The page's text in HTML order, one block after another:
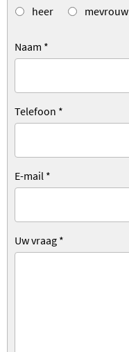
heer mevrouw
Naam *
Telefoon *
E-mail *
Uw vraag *